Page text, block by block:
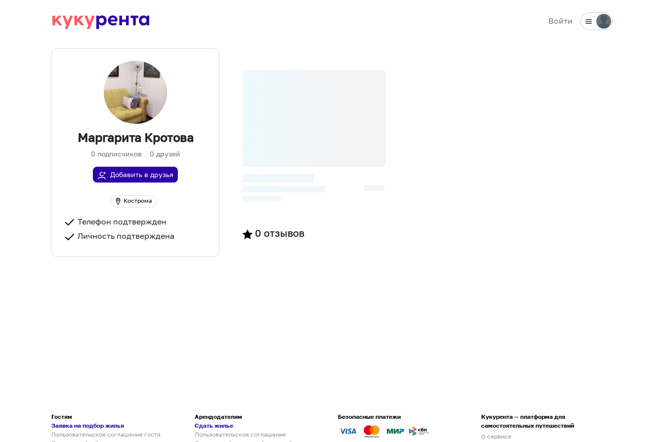
Войти
Маргарита Кротова
0 подписчиков 0 друзей
Добавить в друзья
Кострома
Телефон подтвержден
Личность подтверждена
0 отзывов
Гостям
Заявка на подбор жилья
Пользовательское соглашение гостя
Арендодателям
Сдать жилье
Пользовательское соглашение
Безопасные платежи
Кукурента — платформа для
самостоятельных путешествий
О сервисе